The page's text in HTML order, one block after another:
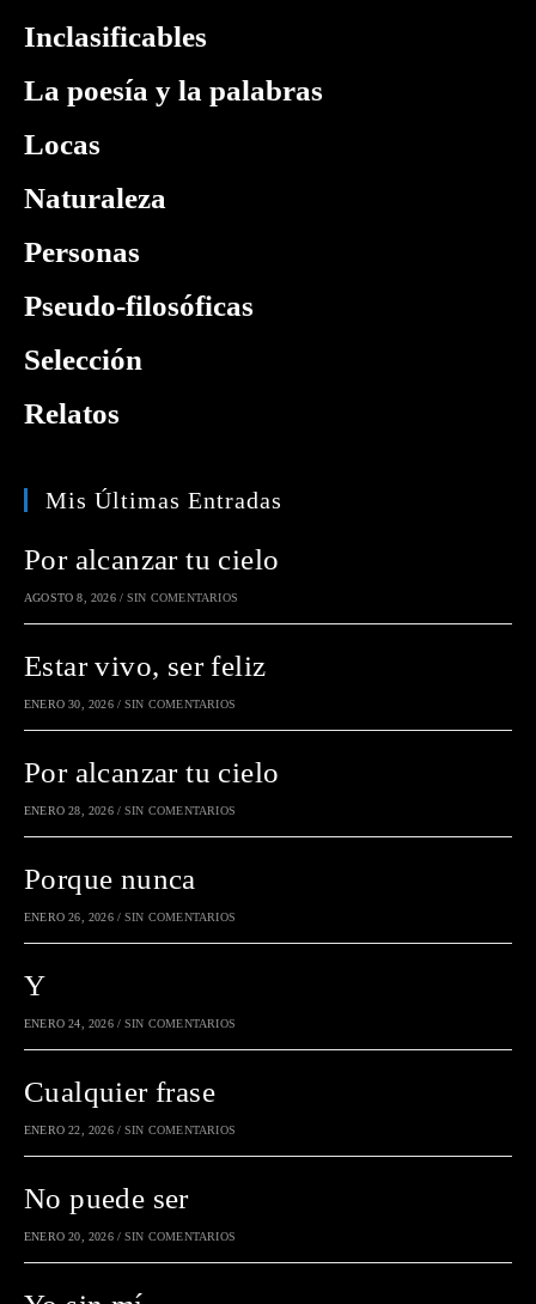
Inclasificables
La poesía y la palabras
Locas
Naturaleza
Personas
Pseudo-filosóficas
Selección
Relatos
Mis Últimas Entradas
Por alcanzar tu cielo
AGOSTO 8, 2026 / SIN COMENTARIOS
Estar vivo, ser feliz
ENERO 30, 2026 / SIN COMENTARIOS
Por alcanzar tu cielo
ENERO 28, 2026 / SIN COMENTARIOS
Porque nunca
ENERO 26, 2026 / SIN COMENTARIOS
Y
ENERO 24, 2026 / SIN COMENTARIOS
Cualquier frase
ENERO 22, 2026 / SIN COMENTARIOS
No puede ser
ENERO 20, 2026 / SIN COMENTARIOS